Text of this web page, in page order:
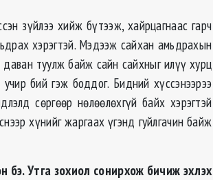
зүйлээ хийж бүтээж, хайрцагнаас гарч
хэрэгтэй. Мэдээж сайхан амьдрахын
туулж байж сайн сайхныг илүү хурц
бий гэж боддог. Бидний хүссэнээрээ
сөргөөр нөлөөлөхгүй байх хэрэгтэй
хүнийг жаргаах үгэнд гуйлгачин байж
бэ. Утга зохиол сонирхож бичиж эхлэх